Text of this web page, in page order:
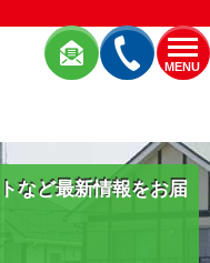
MENU
など最新情報をお届